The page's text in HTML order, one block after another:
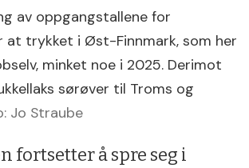
av oppgangstallene for
at trykket i Øst-Finnmark, som her
minket noe i 2025. Derimot
sørøver til Troms og
Jo Straube
fortsetter å spre seg i